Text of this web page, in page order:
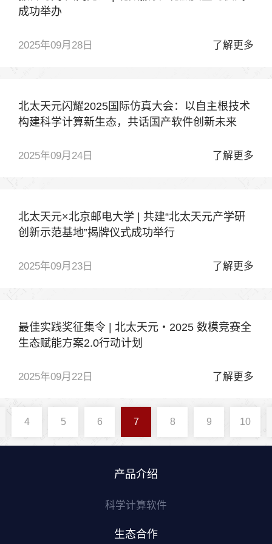
成功举办
2025年09月28日 了解更多
北太天元闪耀2025国际仿真大会：以自主根技术
构建科学计算新生态，共话国产软件创新未来
2025年09月24日 了解更多
北太天元×北京邮电大学 | 共建“北太天元产学研
创新示范基地”揭牌仪式成功举行
2025年09月23日 了解更多
最佳实践奖征集令 | 北太天元・2025 数模竞赛全
生态赋能方案2.0行动计划
2025年09月22日 了解更多
4 5 6 7 8 9 10
产品介绍
科学计算软件
生态合作